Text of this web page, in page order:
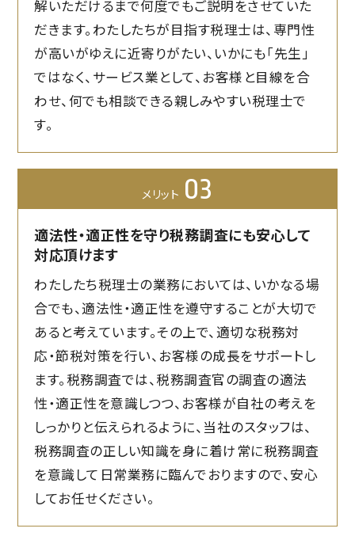
解いただけるまで何度でもご説明をさせていた
だきます。わたしたちが目指す税理士は、専門性
が高いがゆえに近寄りがたい、いかにも「先生」
ではなく、サービス業として、お客様と目線を合
わせ、何でも相談できる親しみやすい税理士で
す。
メリット 03
適法性・適正性を守り税務調査にも安心して
対応頂けます
わたしたち税理士の業務においては、いかなる場
合でも、適法性・適正性を遵守することが大切で
あると考えています。その上で、適切な税務対
応・節税対策を行い、お客様の成長をサポートし
ます。税務調査では、税務調査官の調査の適法
性・適正性を意識しつつ、お客様が自社の考えを
しっかりと伝えられるように、当社のスタッフは、
税務調査の正しい知識を身に着け常に税務調査
を意識して日常業務に臨んでおりますので、安心
してお任せください。